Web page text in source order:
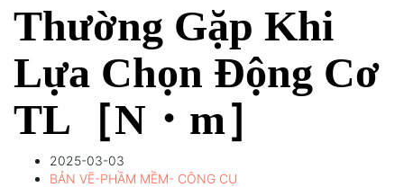
Thường Gặp Khi
Lựa Chọn Động Cơ
TL［N・m］
2025-03-03
BẢN VẼ-PHẦM MỀM- CÔNG CỤ